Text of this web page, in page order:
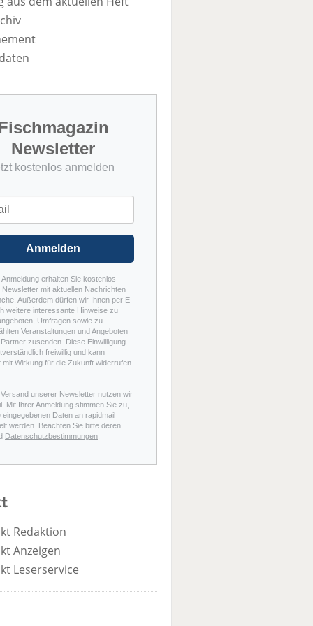
Newsletter
kostenlos anmelden
Anmelden
Anmeldung erhalten Sie kostenlos
Newsletter mit aktuellen Nachrichten
Außerdem dürfen wir Ihnen per E-
weitere interessante Hinweise zu
Umfragen sowie zu
Veranstaltungen und Angeboten
zusenden. Diese Einwilligung
freiwillig und kann
mit Wirkung für die Zukunft widerrufen
Versand unserer Newsletter nutzen wir
Mit Ihrer Anmeldung stimmen Sie zu,
eingegebenen Daten an rapidmail
werden. Beachten Sie bitte deren
Datenschutzbestimmungen
Redaktion
Anzeigen
Leserservice